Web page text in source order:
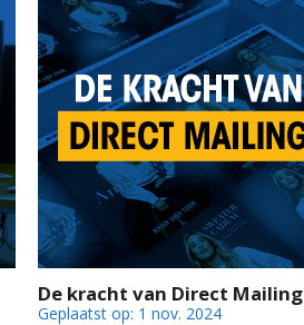
De kracht van Direct Mailing
Geplaatst op: 1 nov. 2024